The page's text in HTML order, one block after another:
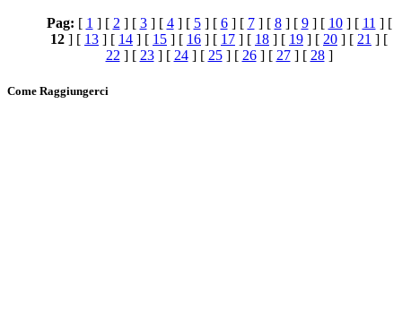
Pag: [ 1 ] [ 2] [ 3] [ 4] [ 5] [ 6] [ 7] [ 8] [ 9] [ 10] [ 11 ] [
12 ] [ 13 ] [ 14 ] [ 15 ] [ 16 ] [ 17 ] [ 18 ] [ 19 ] [ 20 ] [ 21 ] [
22] [ 23] [ 24] [ 25] [ 26] [ 27] [ 28]
Come Raggiungerci